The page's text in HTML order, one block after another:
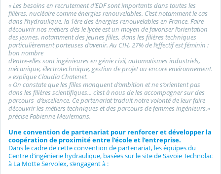
« Les besoins en recrutement d’EDF sont importants dans toutes les
filières, nucléaire comme énergies renouvelables. C’est notamment le cas
dans l’hydraulique, la 1ère des énergies renouvelables en France. Faire
découvrir nos métiers dès le lycée est un moyen de favoriser l’orientation
des jeunes, notamment des jeunes filles, dans les filières techniques
particulièrement porteuses d’avenir. Au CIH, 27% de l’effectif est féminin :
bon nombre
d’entre-elles sont ingénieures en génie civil, automatismes industriels,
mécanique, électrotechnique, gestion de projet ou encore environnement.
» explique Claudia Chatenet.
« On constate que les filles manquent d’ambition et ne s’orientent pas
dans les filières scientifiques... c’est à nous de les accompagner sur des
parcours d’excellence. Ce partenariat traduit notre volonté de leur faire
découvrir les métiers techniques et des parcours de femmes ingénieurs.»
précise Fabienne Meulemans.
Une convention de partenariat pour renforcer et développer la
coopération de proximité entre l’école et l’entreprise.
Dans le cadre de cette convention de partenariat, les équipes du
Centre d’ingénierie hydraulique, basées sur le site de Savoie Technolac
à La Motte Servolex, s’engagent à :